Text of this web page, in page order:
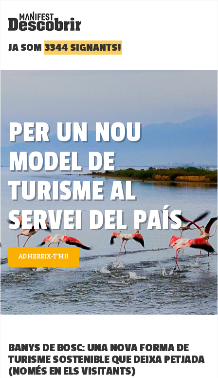
JA SOM 3344 SIGNANTS!
PER UN NOU
MODEL DE
TURISME AL
SERVEI DEL PAÍS
ADHEREIX-T’HI!
BANYS DE BOSC: UNA NOVA FORMA DE
TURISME SOSTENIBLE QUE DEIXA PETJADA
(NOMÉS EN ELS VISITANTS)